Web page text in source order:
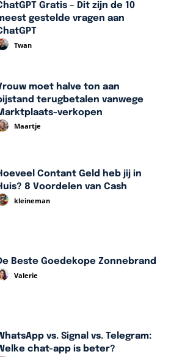
Gratis – Dit zijn de 10
gestelde vragen aan
Twan
moet halve ton aan
terugbetalen vanwege
verkopen
Maartje
Contant Geld heb jij in
8 Voordelen van Cash
kleineman
Beste Goedekope Zonnebrand
Valerie
vs. Signal vs. Telegram:
chat-app is beter?